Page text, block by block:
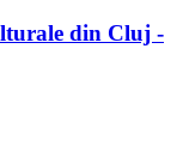
din Cluj -